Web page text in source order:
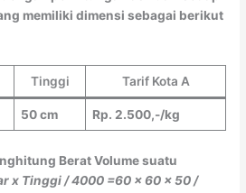
memiliki dimensi sebagai berikut
Tinggi Tarif Kota A
50 cm Rp. 2.500,-/kg
Berat Volume suatu
x Tinggi / 4000 =60 x 60 x 50 /